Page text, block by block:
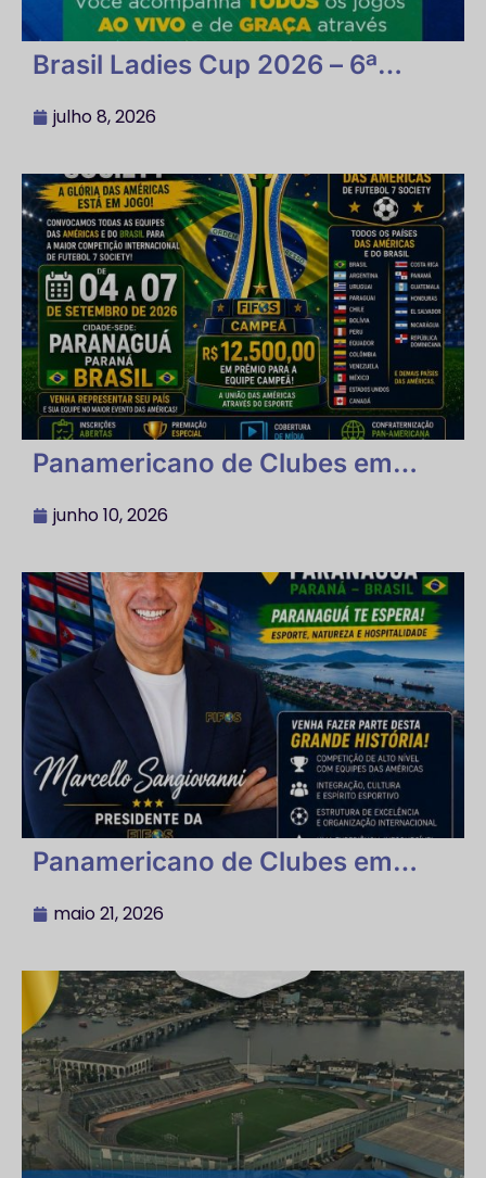
Brasil Ladies Cup 2026 – 6ª
julho 8, 2026
Panamericano de Clubes em
a 7 de setembro
junho 10, 2026
Panamericano de Clubes em
a 7 de setembro
maio 21, 2026